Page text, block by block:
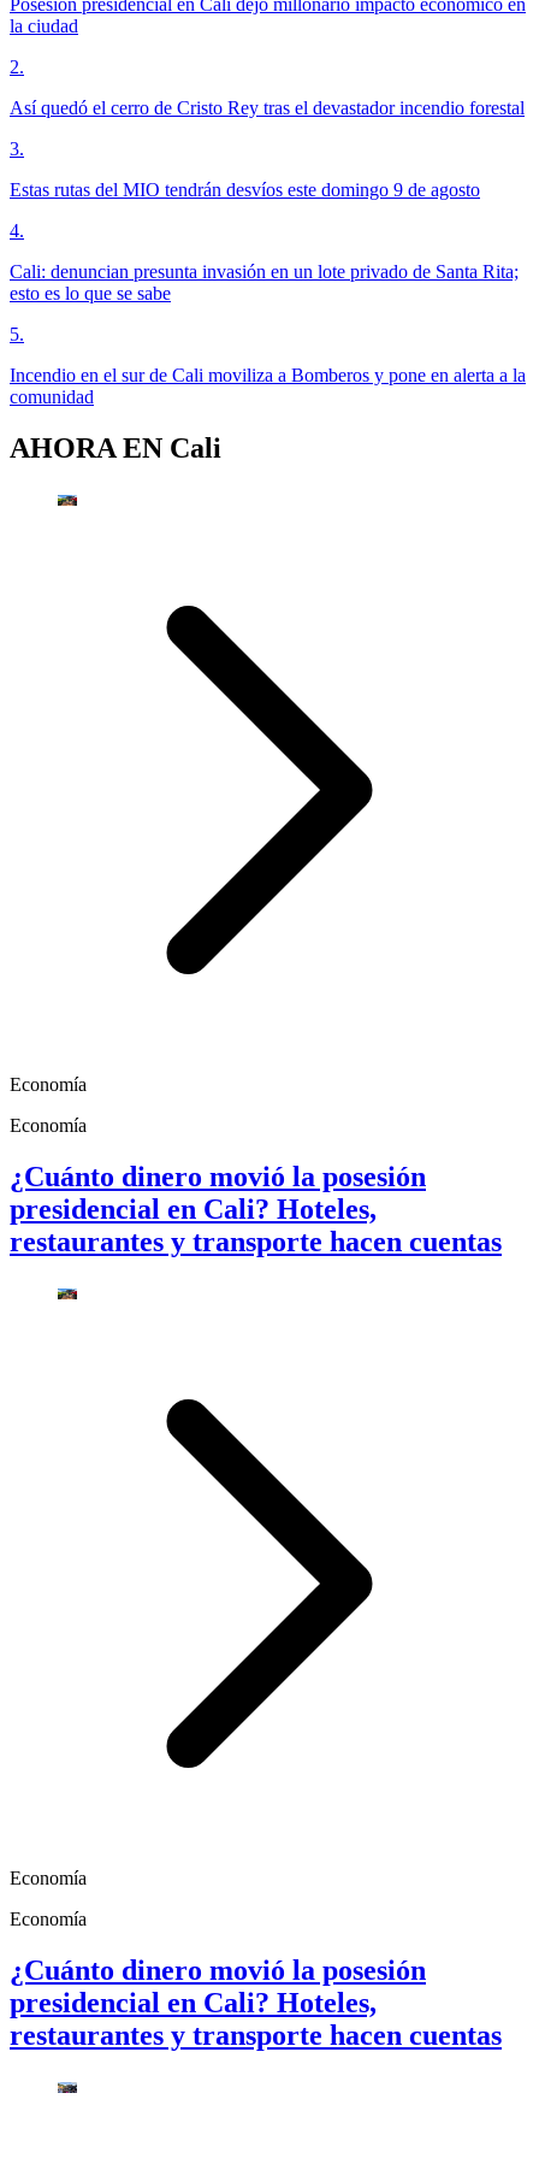
Posesión presidencial en Cali dejó millonario impacto económico en
la ciudad
2.
Así quedó el cerro de Cristo Rey tras el devastador incendio forestal
3.
Estas rutas del MIO tendrán desvíos este domingo 9 de agosto
4.
Cali: denuncian presunta invasión en un lote privado de Santa Rita;
esto es lo que se sabe
5.
Incendio en el sur de Cali moviliza a Bomberos y pone en alerta a la
comunidad
AHORA EN Cali
Economía
Economía
¿Cuánto dinero movió la posesión
presidencial en Cali? Hoteles,
restaurantes y transporte hacen cuentas
Economía
Economía
¿Cuánto dinero movió la posesión
presidencial en Cali? Hoteles,
restaurantes y transporte hacen cuentas